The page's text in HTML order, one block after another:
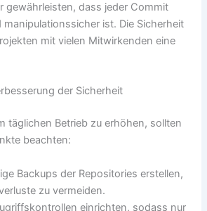
gewährleisten, dass jeder Commit
ist. Die Sicherheit
mit vielen Mitwirkenden eine
der Sicherheit
täglichen Betrieb zu erhöhen, sollten
beachten:
Backups der Repositories erstellen,
zu vermeiden.
einrichten, sodass nur